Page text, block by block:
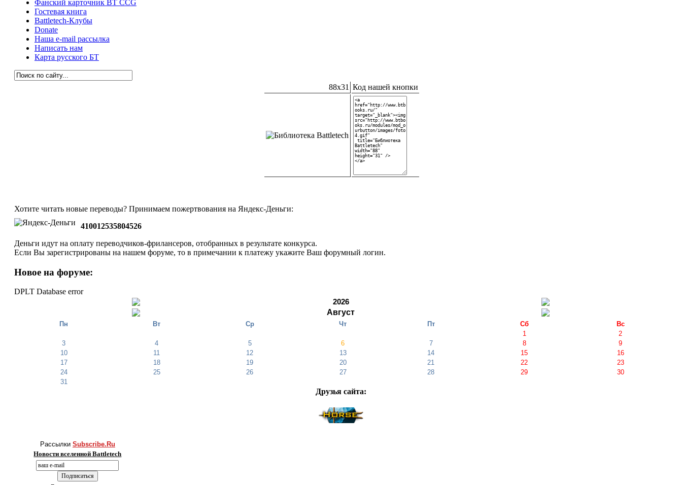
Фанский карточник BT CCG
Гостевая книга
Battletech-Клубы
Donate
Наша e-mail рассылка
Написать нам
Карта русского БТ
88x31 Код нашей кнопки
Хотите читать новые переводы? Принимаем пожертвования на Яндекс-Деньги:
410012535804526
Деньги идут на оплату переводчиков-фрилансеров, отобранных в результате конкурса.
Если Вы зарегистрированы на нашем форуме, то в примечании к платежу укажите Ваш форумный логин.
Новое на форуме:
DPLT Database error
2026
Август
Пн Вт Ср Чт Пт Сб
Вс
1
2
3
4 5 6 7 8
9
10
11 12 13 14 15
16
17
18 19 20 21 22
23
24
25 26 27 28 29
30
31
Друзья cайта:
Рассылки Subscribe.Ru
Новости вселенной Battletech